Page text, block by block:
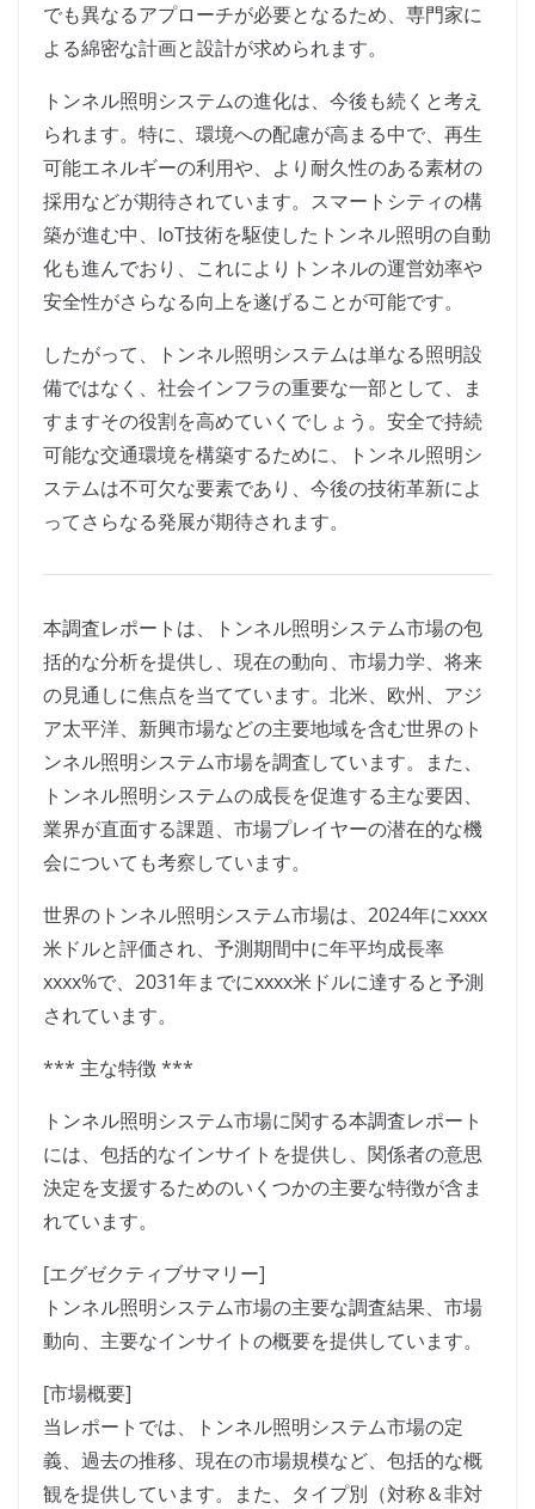
でも異なるアプローチが必要となるため、専門家に
よる綿密な計画と設計が求められます。
トンネル照明システムの進化は、今後も続くと考え
られます。特に、環境への配慮が高まる中で、再生
可能エネルギーの利用や、より耐久性のある素材の
採用などが期待されています。スマートシティの構
築が進む中、IoT技術を駆使したトンネル照明の自動
化も進んでおり、これによりトンネルの運営効率や
安全性がさらなる向上を遂げることが可能です。
したがって、トンネル照明システムは単なる照明設
備ではなく、社会インフラの重要な一部として、ま
すますその役割を高めていくでしょう。安全で持続
可能な交通環境を構築するために、トンネル照明シ
ステムは不可欠な要素であり、今後の技術革新によ
ってさらなる発展が期待されます。
本調査レポートは、トンネル照明システム市場の包
括的な分析を提供し、現在の動向、市場力学、将来
の見通しに焦点を当てています。北米、欧州、アジ
ア太平洋、新興市場などの主要地域を含む世界のト
ンネル照明システム市場を調査しています。また、
トンネル照明システムの成長を促進する主な要因、
業界が直面する課題、市場プレイヤーの潜在的な機
会についても考察しています。
世界のトンネル照明システム市場は、2024年にxxxx
米ドルと評価され、予測期間中に年平均成長率
xxxx%で、2031年までにxxxx米ドルに達すると予測
されています。
*** 主な特徴 ***
トンネル照明システム市場に関する本調査レポート
には、包括的なインサイトを提供し、関係者の意思
決定を支援するためのいくつかの主要な特徴が含ま
れています。
[エグゼクティブサマリー]
トンネル照明システム市場の主要な調査結果、市場
動向、主要なインサイトの概要を提供しています。
[市場概要]
当レポートでは、トンネル照明システム市場の定
義、過去の推移、現在の市場規模など、包括的な概
観を提供しています。また、タイプ別（対称＆非対